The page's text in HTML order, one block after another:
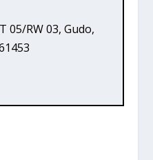
05/RW 03, Gudo,